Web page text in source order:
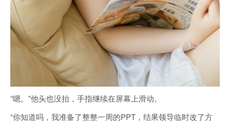
“嗯。”他头也没抬，手指继续在屏幕上滑动。
“你知道吗，我准备了整整一周的PPT，结果领导临时改了方